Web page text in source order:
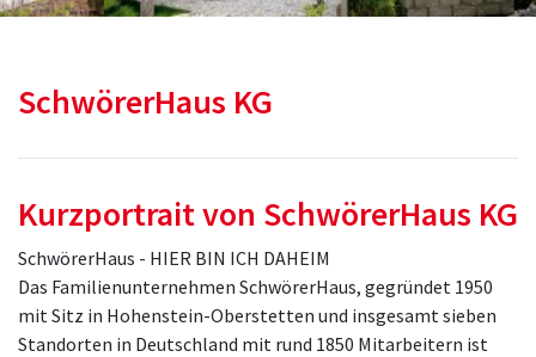
SchwörerHaus KG
Kurzportrait von SchwörerHaus KG
SchwörerHaus - HIER BIN ICH DAHEIM
Das Familienunternehmen SchwörerHaus, gegründet 1950
mit Sitz in Hohenstein-Oberstetten und insgesamt sieben
Standorten in Deutschland mit rund 1850 Mitarbeitern ist